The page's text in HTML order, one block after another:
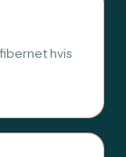
hvis